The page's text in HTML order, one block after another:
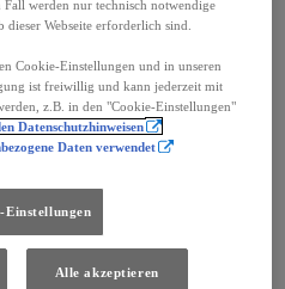
werden nur technisch notwendige
Webseite erforderlich sind.
Cookie-Einstellungen und in unseren
ist freiwillig und kann jederzeit mit
z.B. in den "Cookie-Einstellungen"
Datenschutzhinweisen
Daten verwendet
Einstellungen
Alle akzeptieren